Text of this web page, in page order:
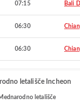
07:15 Bali
06:30
06:30
letališče Incheon
letališče